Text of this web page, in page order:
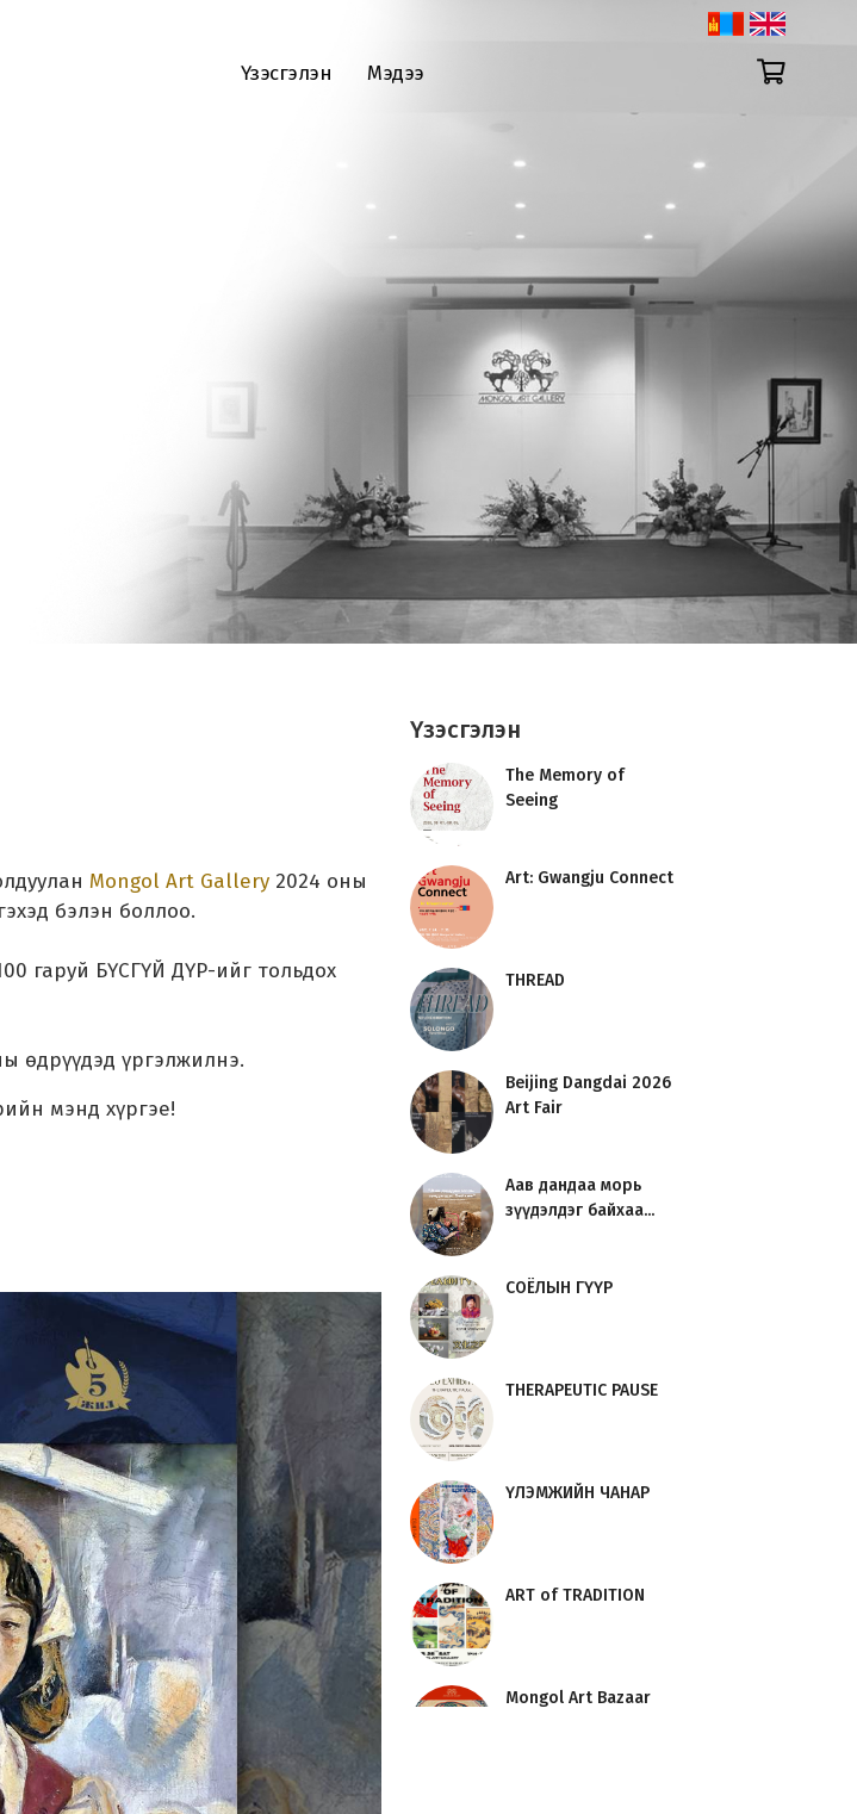
Үзэсгэлэн Мэдээ
Mongol Art Gallery 2024 оны
бэлэн боллоо.
гаруй БҮСГҮЙ ДҮР-ийг тольдох
өдрүүдэд үргэлжилнэ.
мэнд хүргэе!
Үзэсгэлэн
The Memory of
Seeing
Art: Gwangju Connect
THREAD
Beijing Dangdai 2026
Art Fair
Аав дандаа морь
зүүдэлдэг байхаа...
СОЁЛЫН ГҮҮР
THERAPEUTIC PAUSE
ҮЛЭМЖИЙН ЧАНАР
ART of TRADITION
Mongol Art Bazaar